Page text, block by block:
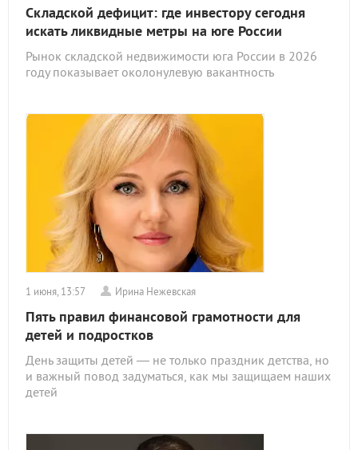
Складской дефицит: где инвестору сегодня
искать ликвидные метры на юге России
Рынок складской недвижимости юга России в 2026
году показывает околонулевую вакантность
1 июня, 13:57 Ирина Нежевская
Пять правил финансовой грамотности для
детей и подростков
День защиты детей — не только праздник детства, но
и важный повод задуматься, как мы защищаем наших
детей